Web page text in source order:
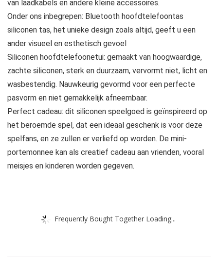
van laadkabels en andere kleine accessoires.
Onder ons inbegrepen: Bluetooth hoofdtelefoontas
siliconen tas, het unieke design zoals altijd, geeft u een
ander visueel en esthetisch gevoel
Siliconen hoofdtelefoonetui: gemaakt van hoogwaardige,
zachte siliconen, sterk en duurzaam, vervormt niet, licht en
wasbestendig. Nauwkeurig gevormd voor een perfecte
pasvorm en niet gemakkelijk afneembaar.
Perfect cadeau: dit siliconen speelgoed is geïnspireerd op
het beroemde spel, dat een ideaal geschenk is voor deze
spelfans, en ze zullen er verliefd op worden. De mini-
portemonnee kan als creatief cadeau aan vrienden, vooral
meisjes en kinderen worden gegeven.
Frequently Bought Together Loading...